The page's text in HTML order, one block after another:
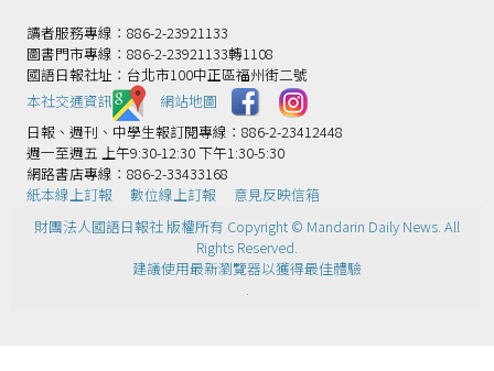
讀者服務專線：886-2-23921133
圖書門市專線：886-2-23921133轉1108
國語日報社址：台北市100中正區福州街二號
本社交通資訊️
網站地圖
日報、週刊、中學生報訂閱專線：886-2-23412448
週一至週五 上午9:30-12:30 下午1:30-5:30
網路書店專線：886-2-33433168
紙本線上訂報
數位線上訂報
意見反映信箱
財團法人國語日報社 版權所有 Copyright © Mandarin Daily News. All
Rights Reserved.
建議使用最新瀏覽器以獲得最佳體驗
.